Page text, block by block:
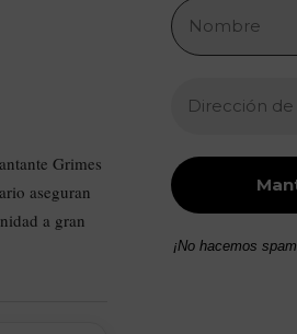
Grimes
aseguran
a gran
¡No hacemos